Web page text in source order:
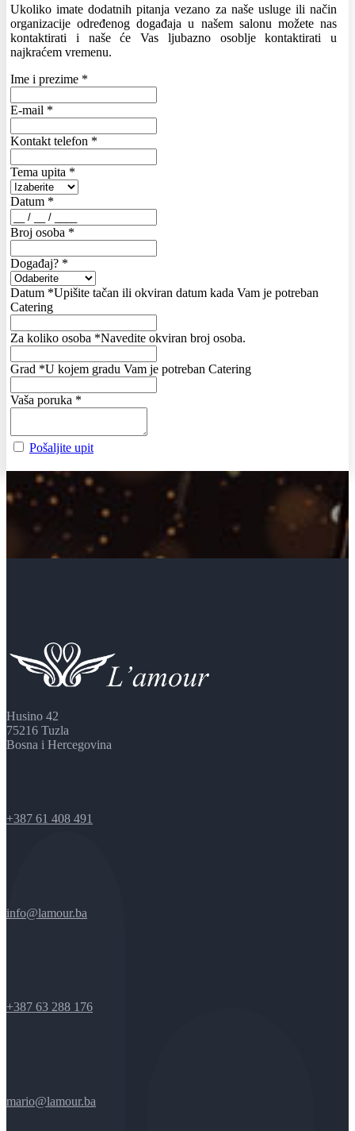
Ukoliko imate dodatnih pitanja vezano za naše usluge ili način
organizacije određenog događaja u našem salonu možete nas
kontaktirati i naše će Vas ljubazno osoblje kontaktirati u
najkraćem vremenu.
Ime i prezime *
E-mail *
Kontakt telefon *
Tema upita *
Datum *
Broj osoba *
Događaj? *
Datum *Upišite tačan ili okviran datum kada Vam je potreban
Catering
Za koliko osoba *Navedite okviran broj osoba.
Grad *U kojem gradu Vam je potreban Catering
Vaša poruka *
Pošaljite upit
Husino 42
75216 Tuzla
Bosna i Hercegovina
+387 61 408 491
info@lamour.ba
+387 63 288 176
mario@lamour.ba